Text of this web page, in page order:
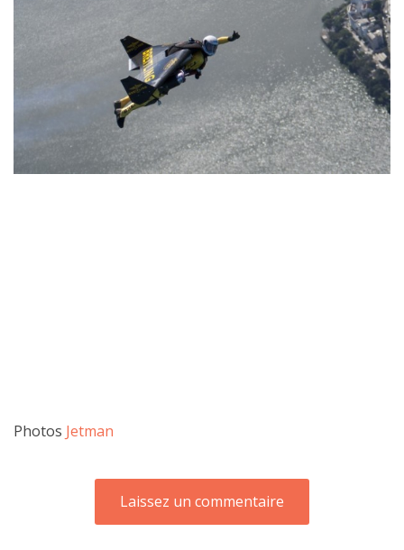
Photos Jetman